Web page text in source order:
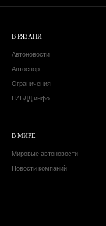
В РЯЗАНИ
Автоновости
Автоспорт
Ограничения
ГИБДД инфо
В МИРЕ
Мировые автоновости
Новости компаний